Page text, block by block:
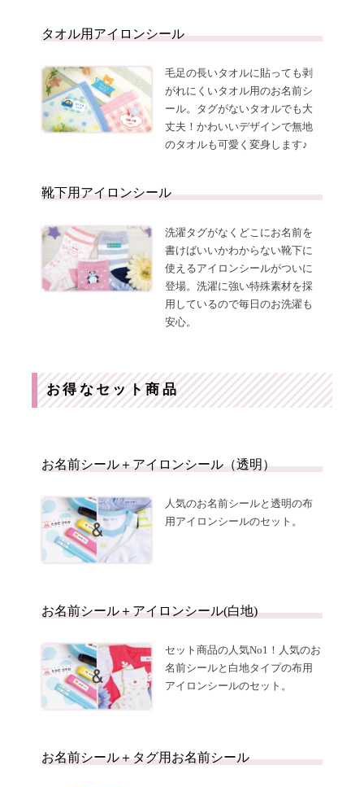
タオル用アイロンシール
毛足の長いタオルに貼っても剥
がれにくいタオル用のお名前シ
ール。タグがないタオルでも大
丈夫！かわいいデザインで無地
のタオルも可愛く変身します♪
靴下用アイロンシール
洗濯タグがなくどこにお名前を
書けばいいかわからない靴下に
使えるアイロンシールがついに
登場。洗濯に強い特殊素材を採
用しているので毎日のお洗濯も
安心。
お得なセット商品
お名前シール＋アイロンシール（透明）
人気のお名前シールと透明の布
用アイロンシールのセット。
お名前シール＋アイロンシール(白地)
セット商品の人気No1！人気のお
名前シールと白地タイプの布用
アイロンシールのセット。
お名前シール＋タグ用お名前シール